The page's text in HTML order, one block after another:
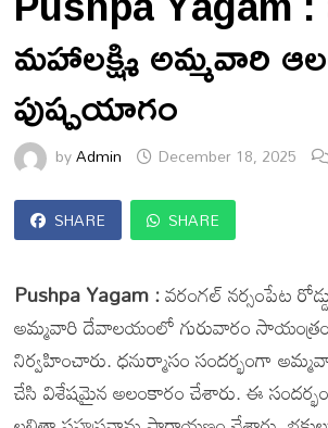
మహాలక్ష్మి అమ్మవారి
పుష్పయాగం
byAdmin December 18, 2025
SHARE SHARE
Pushpa Yagam :వరంగల్ నర్సంపేట
అమ్మవారి దేవాలయంలో గురువారం
నిర్వహించారు. ధనుర్మాసం సందర్భంగా
చేసి విశేషమైన అలంకారం చేశారు. ఈ